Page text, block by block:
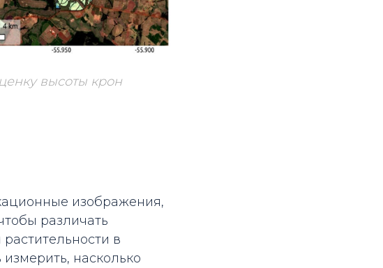
высоты крон
изображения,
различать
в
насколько